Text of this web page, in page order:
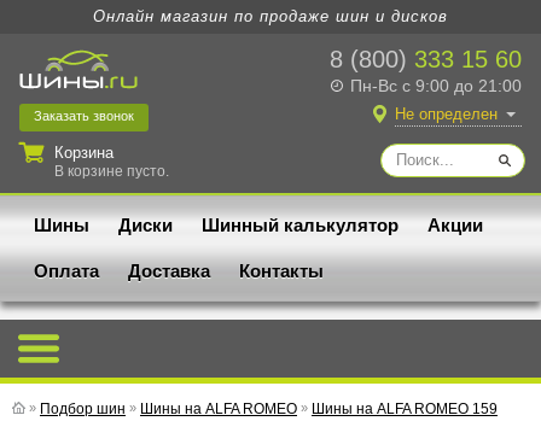
Онлайн магазин по продаже шин и дисков
8 (800) 333 15 60
Пн-Вс с 9:00 до 21:00
Заказать звонок
Корзина
В корзине пусто.
Не определен
Шины Диски Шинный калькулятор Акции
Оплата Доставка Контакты
» Подбор шин » Шины на ALFA ROMEO » Шины на ALFA ROMEO 159